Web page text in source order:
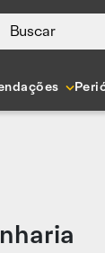
Buscar